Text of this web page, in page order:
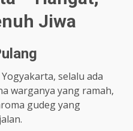
Jiwa
selalu ada
warganya yang ramah,
gudeg yang